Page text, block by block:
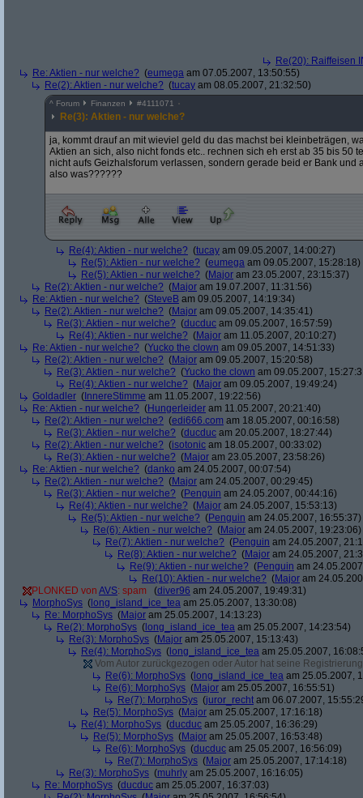
Re(20): Raiffeisen
Re: Aktien - nur welche? (eumega am 07.05.2007, 13:50:55)
Re(2): Aktien - nur welche? (tucay am 08.05.2007, 21:32:50)
^ Forum Finanzen #4111071
Re(3): Aktien - nur welche?
ja, kommt drauf an mit wieviel geld du das machst bei kleinbeträgen,
Aktien an sich, also nicht fonds etc.. rechnen sich eh erst ab 35 bis 50
nicht aufs Geizhalsforum verlassen, sondern gerade beid er Bank
also was??????
Re(4): Aktien - nur welche? (tucay am 09.05.2007, 14:00:27)
Re(5): Aktien - nur welche? (eumega am 09.05.2007, 15:28:18)
Re(5): Aktien - nur welche? (Major am 23.05.2007, 23:15:37)
Re(2): Aktien - nur welche? (Major am 19.07.2007, 11:31:56)
Re: Aktien - nur welche? (SteveB am 09.05.2007, 14:19:34)
Re(2): Aktien - nur welche? (Major am 09.05.2007, 14:35:41)
Re(3): Aktien - nur welche? (ducduc am 09.05.2007, 16:57:59)
Re(4): Aktien - nur welche? (Major am 11.05.2007, 20:10:27)
Re: Aktien - nur welche? (Yucko the clown am 09.05.2007, 14:51:33)
Re(2): Aktien - nur welche? (Major am 09.05.2007, 15:20:58)
Re(3): Aktien - nur welche? (Yucko the clown am 09.05.2007,
Re(4): Aktien - nur welche? (Major am 09.05.2007, 19:49:24)
Goldadler ( InnereStimme am 11.05.2007, 19:22:56)
Re: Aktien - nur welche? (Hungerleider am 11.05.2007, 20:21:40)
Re(2): Aktien - nur welche? (edi666.com am 18.05.2007, 00:16:58)
Re(3): Aktien - nur welche? (ducduc am 20.05.2007, 18:27:44)
Re(2): Aktien - nur welche? (isotonic am 18.05.2007, 00:33:02)
Re(3): Aktien - nur welche? (Major am 23.05.2007, 23:58:26)
Re: Aktien - nur welche? (danko am 24.05.2007, 00:07:54)
Re(2): Aktien - nur welche? (Major am 24.05.2007, 00:29:45)
Re(3): Aktien - nur welche? (Penguin am 24.05.2007, 00:44:16)
Re(4): Aktien - nur welche? (Major am 24.05.2007, 15:53:13)
Re(5): Aktien - nur welche? (Penguin am 24.05.2007, 16:55:37)
Re(6): Aktien - nur welche? (Major am 24.05.2007, 19:23:06)
Re(7): Aktien - nur welche? (Penguin am 24.05.2007,
Re(8): Aktien - nur welche? (Major am 24.05.2007,
Re(9): Aktien - nur welche? (Penguin am
Re(10): Aktien - nur welche? (Major am
PLONKED von AVS: spam (diver96 am 24.05.2007, 19:49:31)
MorphoSys ( long_island_ice_tea am 25.05.2007, 13:30:08)
Re: MorphoSys (Major am 25.05.2007, 14:13:23)
Re(2): MorphoSys ( long_island_ice_tea am 25.05.2007, 14:23:54)
Re(3): MorphoSys (Major am 25.05.2007, 15:13:43)
Re(4): MorphoSys ( long_island_ice_tea am 25.05.2007,
Vom Autor zurückgezogen oder Autor hat seine
Re(6): MorphoSys ( long_island_ice_tea am 25.05.2007,
Re(6): MorphoSys (Major am 25.05.2007, 16:55:51)
Re(7): MorphoSys (juror_recht am 06.07.2007,
Re(5): MorphoSys (Major am 25.05.2007, 17:16:18)
Re(4): MorphoSys (ducduc am 25.05.2007, 16:36:29)
Re(5): MorphoSys (Major am 25.05.2007, 16:53:48)
Re(6): MorphoSys (ducduc am 25.05.2007, 16:56:09)
Re(7): MorphoSys (Major am 25.05.2007, 17:14:18)
Re(3): MorphoSys (muhrly am 25.05.2007, 16:16:05)
Re: MorphoSys (ducduc am 25.05.2007, 16:37:03)